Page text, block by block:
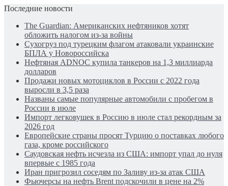
Последние новости
The Guardian: Американских нефтяников хотят
обложить налогом из-за войны
Сухогруз под турецким флагом атаковали украинские
БПЛА у Новороссийска
Нефтяная ADNOC купила танкеров на 1,3 миллиарда
долларов
Продажи новых мотоциклов в России с 2022 года
выросли в 3,5 раза
Названы самые популярные автомобили с пробегом в
России в июле
Импорт легковушек в Россию в июле стал рекордным за
2026 год
Европейские страны просят Турцию о поставках любого
газа, кроме российского
Саудовская нефть исчезла из США: импорт упал до нуля
впервые с 1985 года
Иран пригрозил соседям по Заливу из-за атак США
Фьючерсы на нефть Brent подскочили в цене на 2%